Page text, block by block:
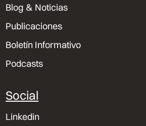
Blog & Noticias
Publicaciones
Boletín Informativo
Podcasts
Social
Linkedin